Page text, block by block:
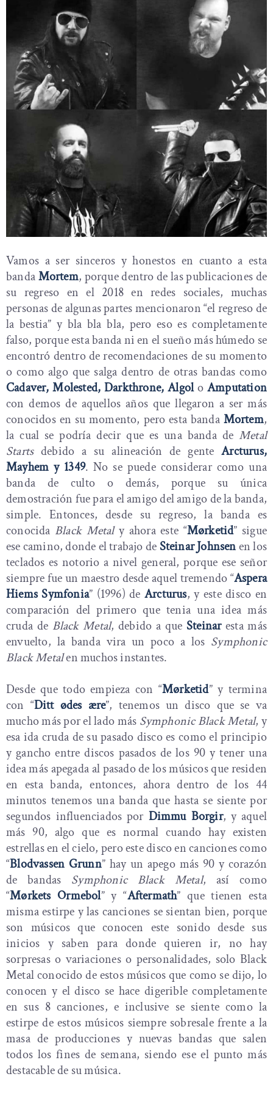
Vamos a ser sinceros y honestos en cuanto a esta
bandaMortem, porque dentro de las publicaciones de
su regreso en el 2018 en redes sociales, muchas
personas de algunas partes mencionaron “el regreso de
la bestia” y bla bla bla, pero eso es completamente
falso, porque esta banda ni en el sueño más húmedo se
encontró dentro de recomendaciones de su momento
o como algo que salga dentro de otras bandas como
Cadaver, Molested, Darkthrone, Algolo Amputation
con demos de aquellos años que llegaron a ser más
conocidos en su momento, pero esta banda Mortem,
la cual se podría decir que es una banda de Metal
Startsdebido a su alineación de genteArcturus,
Mayhem y 1349. No se puede considerar como una
banda de culto o demás, porque su única
demostración fue para el amigo del amigo de la banda,
simple. Entonces, desde su regreso, la banda es
conocida Black Metaly ahora este “Mørketid” sigue
ese camino, donde el trabajo deSteinar Johnsenen los
teclados es notorio a nivel general, porque ese señor
siempre fue un maestro desde aquel tremendo “Aspera
Hiems Symfonia” (1996) deArcturus, y este disco en
comparación del primero que tenia una idea más
cruda de Black Metal, debido a que Steinaresta más
envuelto, la banda vira un poco a los Symphonic
Black Metalen muchos instantes.
Desde que todo empieza con “Mørketid” y termina
con “Ditt ødes ære”, tenemos un disco que se va
mucho más por el lado más Symphonic Black Metal, y
esa ida cruda de su pasado disco es como el principio
y gancho entre discos pasados de los 90 y tener una
idea más apegada al pasado de los músicos que residen
en esta banda, entonces, ahora dentro de los 44
minutos tenemos una banda que hasta se siente por
segundos influenciados por Dimmu Borgir, y aquel
más 90, algo que es normal cuando hay existen
estrellas en el cielo, pero este disco en canciones como
“Blodvassen Grunn” hay un apego más 90 y corazón
de bandas Symphonic Black Metal, así como
“Mørkets Ormebol” y “Aftermath” que tienen esta
misma estirpe y las canciones se sientan bien, porque
son músicos que conocen este sonido desde sus
inicios y saben para donde quieren ir, no hay
sorpresas o variaciones o personalidades, solo Black
Metal conocido de estos músicos que como se dijo, lo
conocen y el disco se hace digerible completamente
en sus 8 canciones, e inclusive se siente como la
estirpe de estos músicos siempre sobresale frente a la
masa de producciones y nuevas bandas que salen
todos los fines de semana, siendo ese el punto más
destacable de su música.